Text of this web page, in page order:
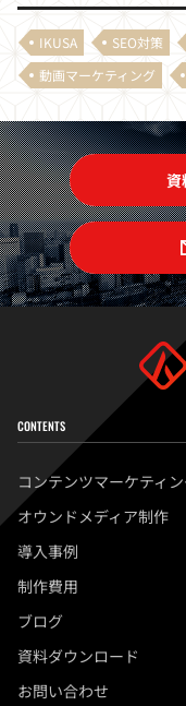
IKUSA SEO対策
動画マーケティング
資
CONTENTS
コンテンツマーケティ
オウンドメディア制作
導入事例
制作費用
ブログ
資料ダウンロード
お問い合わせ